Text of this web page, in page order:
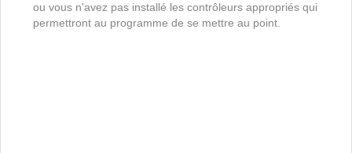
ou vous n'avez pas installé les contrôleurs appropriés qui
permettront au programme de se mettre au point.